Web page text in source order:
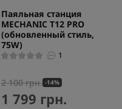
Паяльная станция
MECHANIC T12 PRO
(обновленный стиль,
75W)
1
2 100 грн. -14%
1 799 грн.